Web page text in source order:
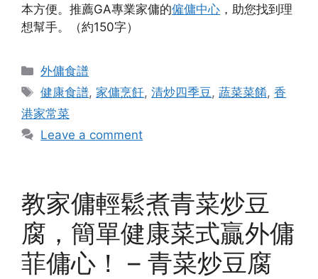
本方便。推薦GA專業家傭的僱傭中心 ，助您找到理
想幫手。（約150字）
Categories
外傭食譜
Tags
健康食譜, 家傭烹飪,清炒四季豆,蔬菜菜餚,香
港家常菜
Leave a comment
教家傭輕鬆煮青菜炒豆
腐，簡單健康菜式贏外傭
菲傭心！ – 青菜炒豆腐